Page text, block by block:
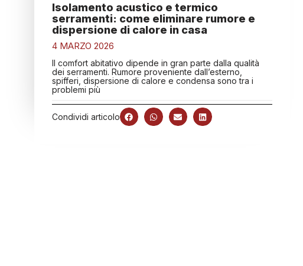
Isolamento acustico e termico
serramenti: come eliminare rumore e
dispersione di calore in casa
4 MARZO 2026
Il comfort abitativo dipende in gran parte dalla qualità
dei serramenti. Rumore proveniente dall’esterno,
spifferi, dispersione di calore e condensa sono tra i
problemi più
Condividi articolo